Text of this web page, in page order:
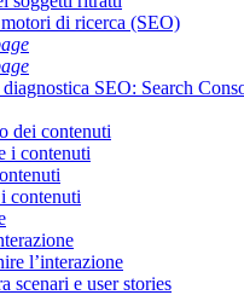
di ricerca (SEO)
SEO: Search
dei contenuti
i contenuti
contenuti
l’interazione
scenari e user stories